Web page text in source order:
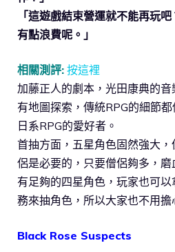
「這遊戲結束營運就不能再玩
有點浪費呢。」
相關測評: 按這裡
加藤正人的劇本，光田康典的音
有地圖探索，傳統RPG的細節
日系RPG的愛好者。
首抽方面，五星角色固然強大
侶是必要的，只要僧侶夠多，
有足夠的四星角色，玩家也可
務來抽角色，所以大家也不用擔
Black Rose Suspects